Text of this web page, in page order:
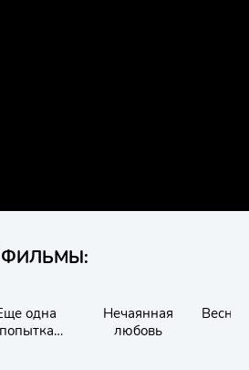
ФИЛЬМЫ:
одна
попытка
Нечаянная
любовь
Весна